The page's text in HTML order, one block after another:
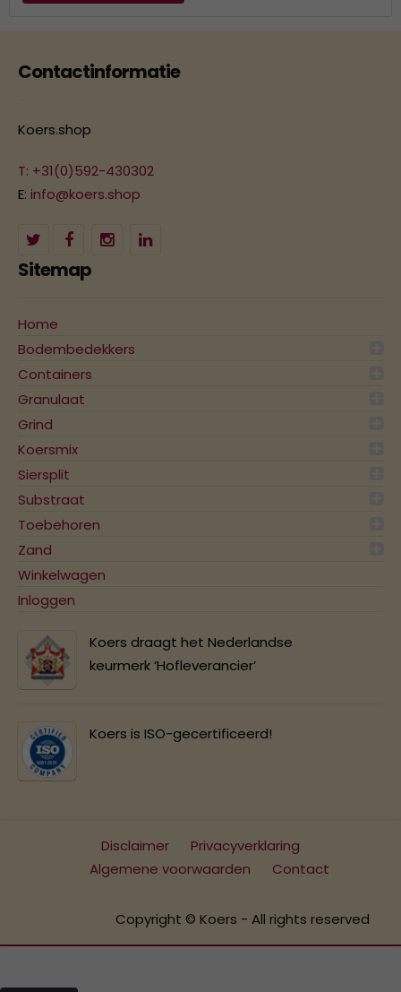
Contactinformatie
Koers.shop
T: +31(0)592-430302
E: info@koers.shop
Sitemap
Home
Bodembedekkers
Containers
Granulaat
Grind
Koersmix
Siersplit
Substraat
Toebehoren
Zand
Winkelwagen
Inloggen
Koers draagt het Nederlandse
keurmerk ‘Hofleverancier’
Koers is ISO-gecertificeerd!
Disclaimer
Privacyverklaring
Algemene voorwaarden
Contact
Copyright © Koers - All rights reserved